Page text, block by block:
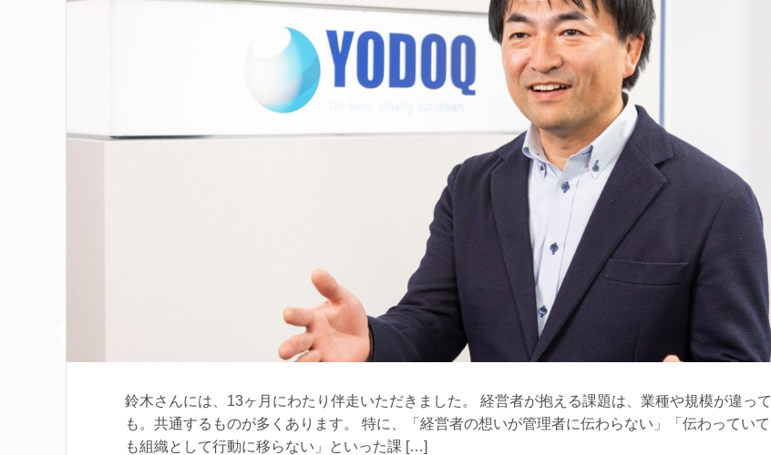
鈴木さんには、13ヶ月にわたり伴走いただきました。 経営者が抱える課題は、業種や規模が違って
も。共通するものが多くあります。 特に、「経営者の想いが管理者に伝わらない」「伝わっていて
も組織として行動に移らない」といった課 […]